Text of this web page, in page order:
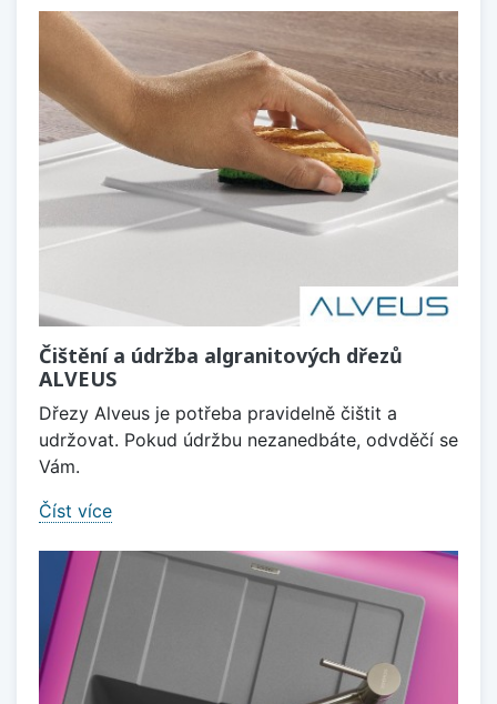
Čištění a údržba algranitových dřezů
ALVEUS
Dřezy Alveus je potřeba pravidelně čištit a
udržovat. Pokud údržbu nezanedbáte, odvděčí se
Vám.
Číst více